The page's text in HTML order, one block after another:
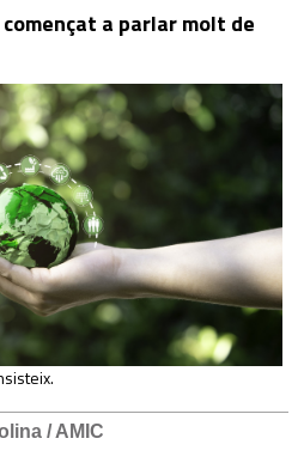
a parlar molt de
/ AMIC